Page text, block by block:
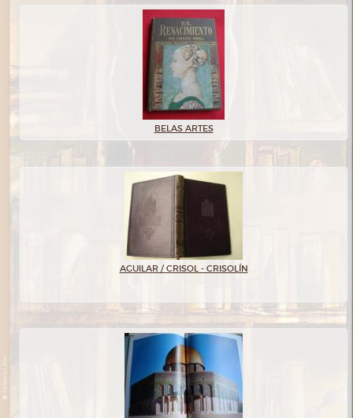
BELAS ARTES
AGUILAR / CRISOL - CRISOLÍN